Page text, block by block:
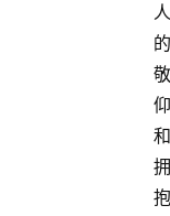
人
的
敬
仰
和
拥
抱